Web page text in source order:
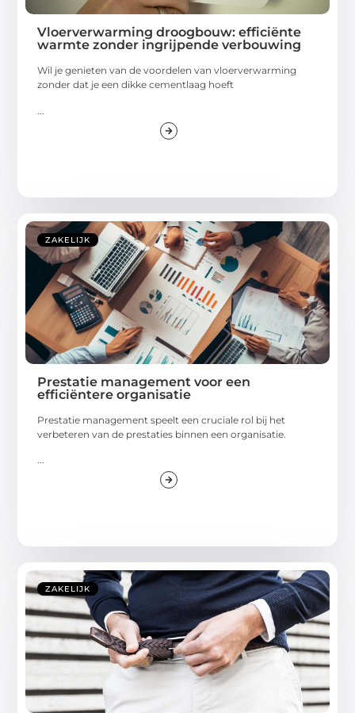
Vloerverwarming droogbouw: efficiënte
warmte zonder ingrijpende verbouwing
Wil je genieten van de voordelen van vloerverwarming
zonder dat je een dikke cementlaag hoeft
ZAKELIJK
Prestatie management voor een
efficiëntere organisatie
Prestatie management speelt een cruciale rol bij het
verbeteren van de prestaties binnen een organisatie.
...
ZAKELIJK